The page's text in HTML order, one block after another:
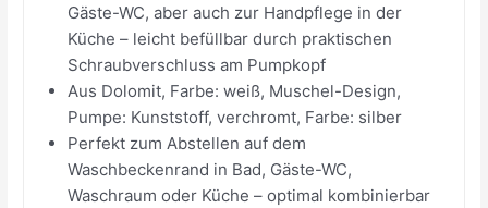
Gäste-WC, aber auch zur Handpflege in der
Küche – leicht befüllbar durch praktischen
Schraubverschluss am Pumpkopf
Aus Dolomit, Farbe: weiß, Muschel-Design,
Pumpe: Kunststoff, verchromt, Farbe: silber
Perfekt zum Abstellen auf dem
Waschbeckenrand in Bad, Gäste-WC,
Waschraum oder Küche – optimal kombinierbar